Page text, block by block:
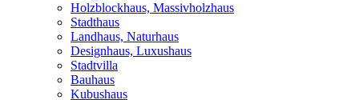
Holzblockhaus, Massivholzhaus
Stadthaus
Landhaus, Naturhaus
Designhaus, Luxushaus
Stadtvilla
Bauhaus
Kubushaus